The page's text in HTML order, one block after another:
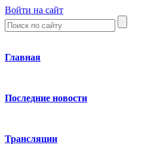
Войти на сайт
Главная
Последние новости
Трансляции